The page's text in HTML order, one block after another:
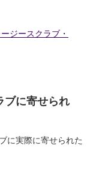
ジースクラブ・
ブに寄せられ
に実際に寄せられた